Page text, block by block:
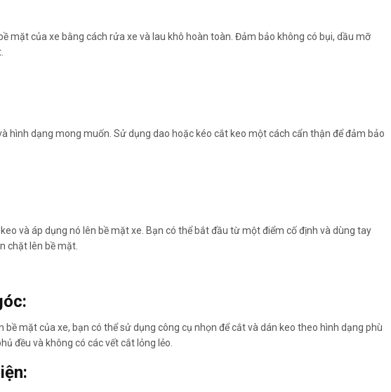
mặt của xe bằng cách rửa xe và lau khô hoàn toàn. Đảm bảo không có bụi, dầu mỡ
hình dạng mong muốn. Sử dụng dao hoặc kéo cắt keo một cách cẩn thận để đảm bảo
và áp dụng nó lên bề mặt xe. Bạn có thể bắt đầu từ một điểm cố định và dùng tay
chặt lên bề mặt.
bề mặt của xe, bạn có thể sử dụng công cụ nhọn để cắt và dán keo theo hình dạng phù
đều và không có các vết cắt lỏng lẻo.